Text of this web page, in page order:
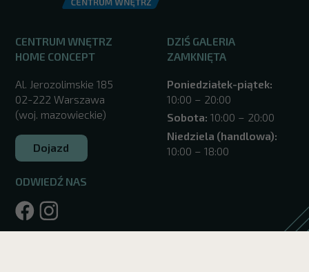
CENTRUM WNĘTRZ
HOME CONCEPT
Al. Jerozolimskie 185
02-222 Warszawa
(woj. mazowieckie)
Dojazd
ODWIEDŹ NAS
DZIŚ GALERIA
ZAMKNIĘTA
Poniedziałek-piątek:
10:00 – 20:00
Sobota: 10:00 – 20:00
Niedziela (handlowa):
10:00 – 18:00